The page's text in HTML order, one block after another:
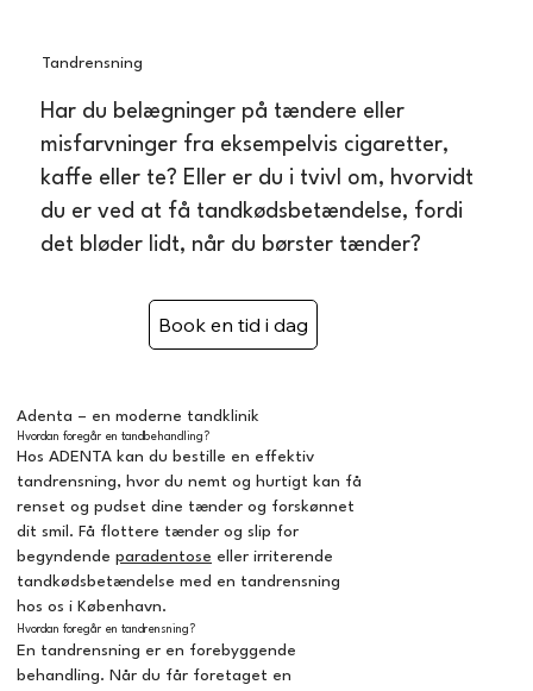
Tandrensning
Har du belægninger på tændere eller
misfarvninger fra eksempelvis cigaretter,
kaffe eller te? Eller er du i tvivl om, hvorvidt
du er ved at få tandkødsbetændelse, fordi
det bløder lidt, når du børster tænder?
Adenta – en moderne tandklinik
Hvordan foregår en tandbehandling?
Hos ADENTA kan du bestille en effektiv
tandrensning, hvor du nemt og hurtigt kan få
renset og pudset dine tænder og forskønnet
dit smil. Få flottere tænder og slip for
begyndende paradentose eller irriterende
tandkødsbetændelse med en tandrensning
hos os i København.
Hvordan foregår en tandrensning?
En tandrensning er en forebyggende
behandling. Når du får foretaget en